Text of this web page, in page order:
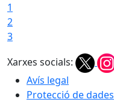
1
2
3
Xarxes socials:
Avís legal
Protecció de dades